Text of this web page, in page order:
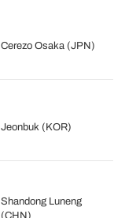
Cerezo Osaka (JPN)
Jeonbuk (KOR)
Shandong Luneng
(CHN)